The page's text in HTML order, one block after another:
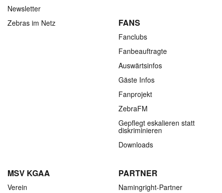
Newsletter
Zebras im Netz
FANS
Fanclubs
Fanbeauftragte
Auswärtsinfos
Gäste Infos
Fanprojekt
ZebraFM
Gepflegt eskalieren statt
diskriminieren
Downloads
MSV KGAA
Verein
PARTNER
Namingright-Partner